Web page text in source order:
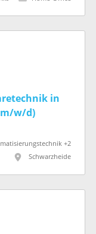
in
w/d)
+2
Schwarzheide